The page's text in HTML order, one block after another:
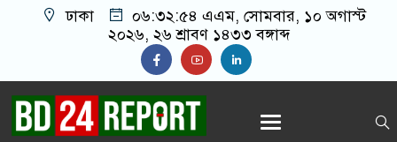
ঢাকা ০৬:৩২:৫৫ এএম, সোমবার, ১০ অগাস্ট
২০২৬, ২৬ শ্রাবণ ১৪৩৩ বঙ্গাব্দ